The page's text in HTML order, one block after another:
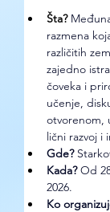
Šta?
razmena
različitih
zajedno
čoveka i
učenje,
otvorenom,
lični razvoj i
Gde?
Kada? Od
2026.
Ko